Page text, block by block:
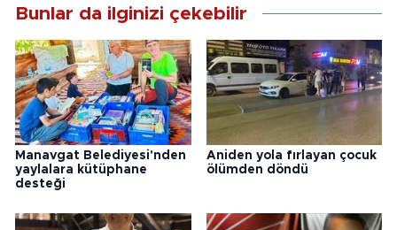
Bunlar da ilginizi çekebilir
Manavgat Belediyesi'nden
yaylalara kütüphane
desteği
Aniden yola fırlayan çocuk
ölümden döndü